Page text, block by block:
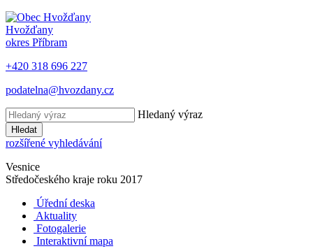
Hvožďany
okres Příbram
+420 318 696 227
podatelna@hvozdany.cz
Hledaný výraz
Hledat
rozšířené vyhledávání
Vesnice
Středočeského kraje roku 2017
Úřední deska
Aktuality
Fotogalerie
Interaktivní mapa